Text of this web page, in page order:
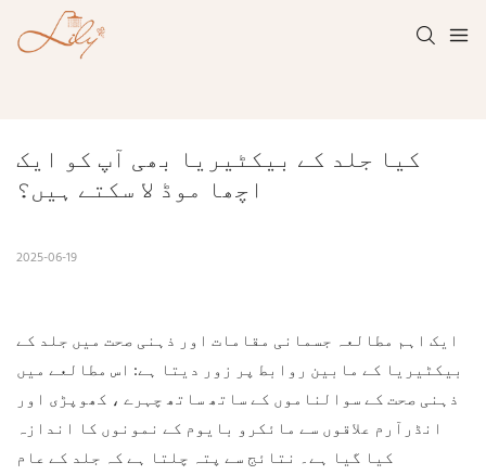
کیا جلد کے بیکٹیریا بھی آپ کو ایک
اچھا موڈ لا سکتے ہیں؟
2025-06-19
ایک اہم مطالعہ جسمانی مقامات اور ذہنی صحت میں جلد کے
بیکٹیریا کے مابین روابط پر زور دیتا ہے: اس مطالعے میں
ذہنی صحت کے سوالناموں کے ساتھ ساتھ چہرے ، کھوپڑی اور
انڈرآرم علاقوں سے مائکرو بایوم کے نمونوں کا اندازہ
کیا گیا ہے۔ نتائج سے پتہ چلتا ہے کہ جلد کے عام